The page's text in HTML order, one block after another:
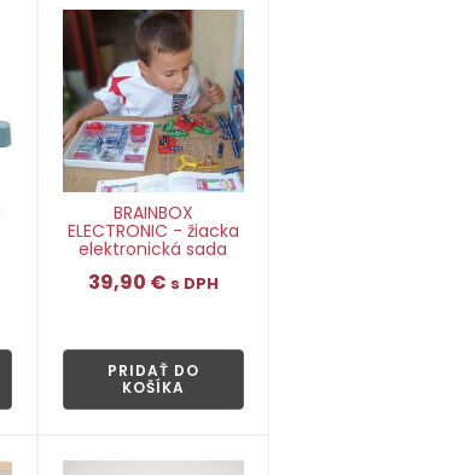
BRAINBOX
ELECTRONIC - žiacka
elektronická sada
39,90 € s DPH
PRIDAŤ DO
KOŠÍKA